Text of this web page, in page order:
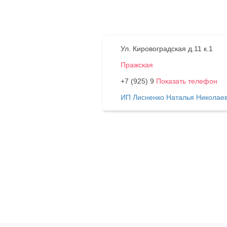
Ул. Кировоградская д.11 к.1
Пражская
+7 (925) 9 Показать телефон
ИП Лисненко Наталья